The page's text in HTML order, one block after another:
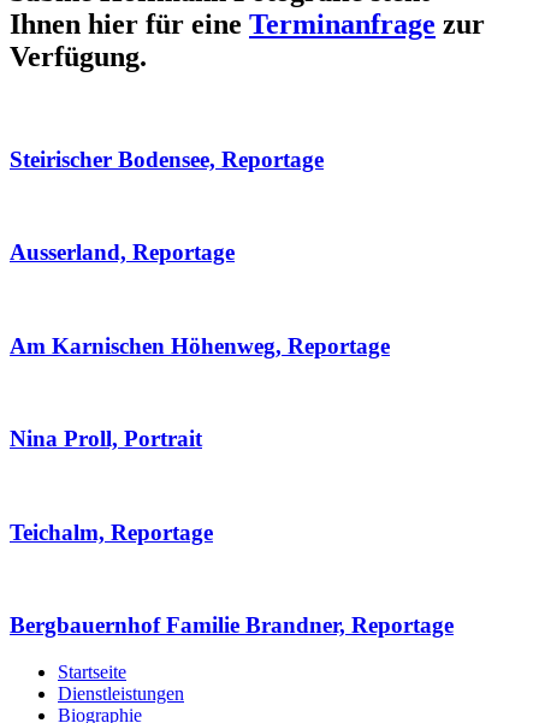
Ihnen hier für eine Terminanfrage zur
Verfügung.
Steirischer Bodensee, Reportage
Ausserland, Reportage
Am Karnischen Höhenweg, Reportage
Nina Proll, Portrait
Teichalm, Reportage
Bergbauernhof Familie Brandner, Reportage
Startseite
Dienstleistungen
Biographie